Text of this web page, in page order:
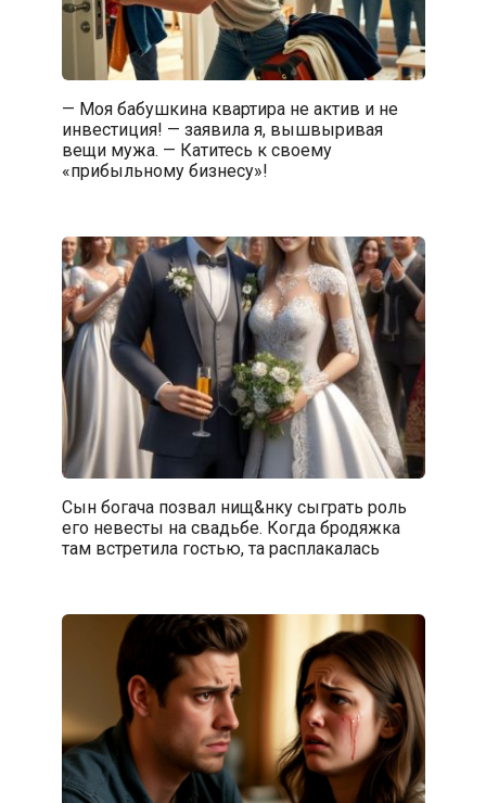
— Моя бабушкина квартира не актив и не
инвестиция! — заявила я, вышвыривая
вещи мужа. — Катитесь к своему
«прибыльному бизнесу»!
Сын богача позвал нищ&нку сыграть роль
его невесты на свадьбе. Когда бродяжка
там встретила гостью, та расплакалась